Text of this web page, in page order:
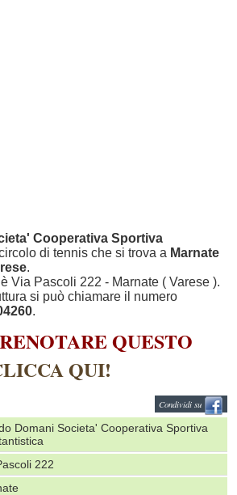
Cooperativa Sportiva
di tennis che si trova a Marnate
.
Via Pascoli 222 - Marnate ( Varese ).
si può chiamare il numero
.
QUESTO
QUI!
Condividi su
Domani Societa' Cooperativa Sportiva
222